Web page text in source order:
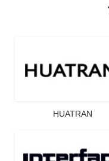
HUATRAN